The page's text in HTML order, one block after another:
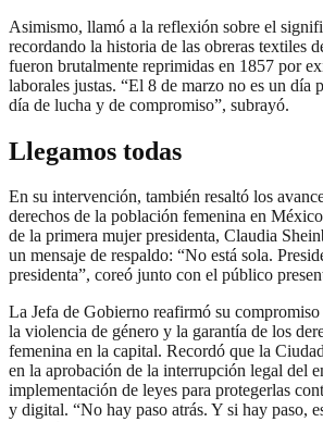
Asimismo, llamó a la reflexión sobre el
recordando la historia de las obreras textiles
fueron brutalmente reprimidas en 1857 por
laborales justas. “El 8 de marzo no es un día
día de lucha y de compromiso”, subrayó.
Llegamos todas
En su intervención, también resaltó los
derechos de la población femenina en
de la primera mujer presidenta, Claudia
un mensaje de respaldo: “No está sola.
presidenta”, coreó junto con el público
La Jefa de Gobierno reafirmó su
la violencia de género y la garantía de los
femenina en la capital. Recordó que la
en la aprobación de la interrupción legal del
implementación de leyes para protegerlas
y digital. “No hay paso atrás. Y si hay paso,